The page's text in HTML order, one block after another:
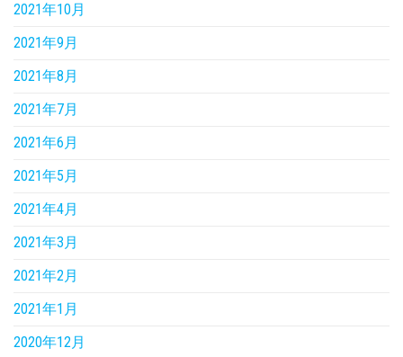
2021年10月
2021年9月
2021年8月
2021年7月
2021年6月
2021年5月
2021年4月
2021年3月
2021年2月
2021年1月
2020年12月